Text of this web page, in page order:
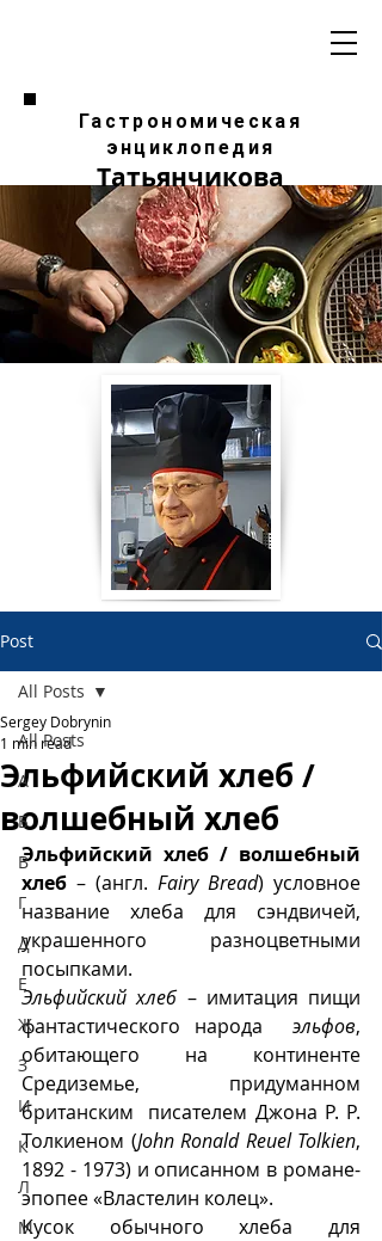
Гастрономическая
энциклопедия
Татьянчикова
Post
All Posts
А
Б
В
Г
Д
Е
Ж
З
И
К
Л
М
All Posts
Эльфийский хлеб /
волшебный хлеб
Sergey Dobrynin
1 min read
Эльфийский хлеб / волшебный
хлеб – (англ. Fairy Bread) условное
название хлеба для сэндвичей,
украшенного разноцветными
посыпками.
Эльфийский хлеб – имитация пищи
фантастического народа эльфов,
обитающего на континенте
Средиземье, придуманном
британским  писателем Джона Р. Р.
Толкиеном (John Ronald Reuel Tolkien,
1892 - 1973) и описанном в романе-
эпопее «Властелин колец».
Кусок обычного хлеба для